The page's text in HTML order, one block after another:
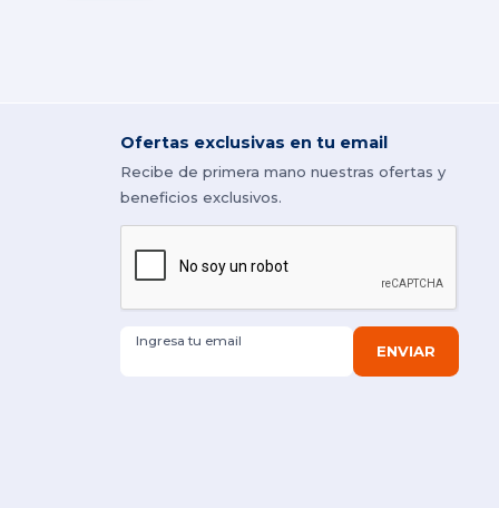
Ofertas exclusivas en tu email
Recibe de primera mano nuestras ofertas y
beneficios exclusivos.
Ingresa tu email
ENVIAR